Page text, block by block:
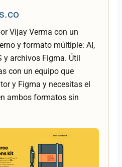
Vijay Verma con un
y formato múltiple: AI,
y archivos Figma. Útil
con un equipo que
y Figma y necesitas el
ambos formatos sin